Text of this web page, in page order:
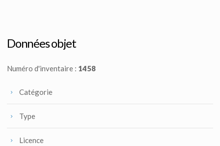
Données objet
Numéro d'inventaire : 1458
Catégorie
Type
Licence